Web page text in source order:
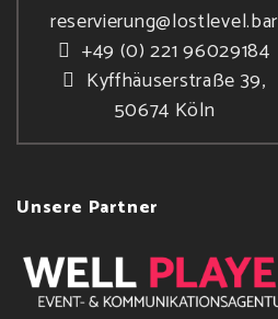
reservierung@lostlevel.bar
+49 (0) 221 96029184
Kyffhäuserstraße 39,
50674 Köln
Unsere Partner